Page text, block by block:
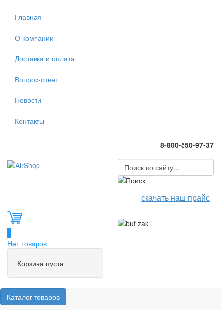
Главная
О компании
Доставка и оплата
Вопрос-ответ
Новости
Контакты
8-800-550-97-37
скачать наш прайс
Нет товаров
Корзина пуста
Каталог товаров